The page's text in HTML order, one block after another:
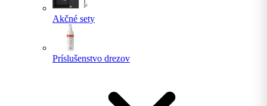
Akčné sety
Príslušenstvo drezov